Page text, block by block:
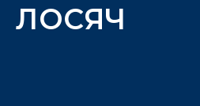
ЛОСЯЧ